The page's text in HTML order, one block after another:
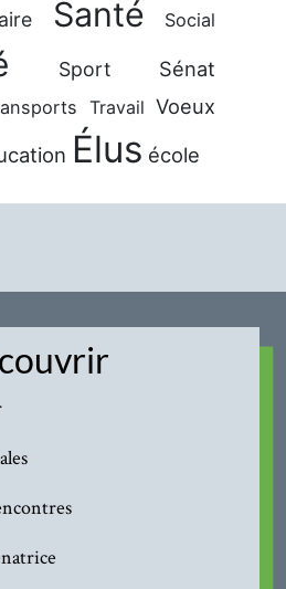
Santé Social
Sport Sénat
Travail Voeux
Élus école